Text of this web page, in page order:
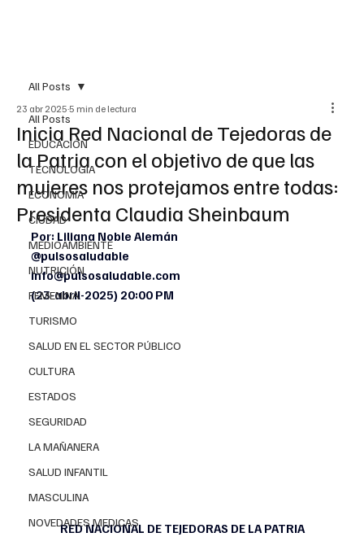
All Posts
EDUCACIÓN
TECNOLOGÍA
ECONOMÍA
CIUDAD
MEDIOAMBIENTE
NUTRICIÓN
FEMENINA
TURISMO
SALUD EN EL SECTOR PÚBLICO
CULTURA
ESTADOS
SEGURIDAD
LA MAÑANERA
SALUD INFANTIL
MASCULINA
NOVEDADES MEDICAS
All Posts
Inicia Red Nacional de Tejedoras de
la Patria con el objetivo de que las
mujeres nos protejamos entre todas:
Presidenta Claudia Sheinbaum
23 abr 2025 5 min de lectura
Por: Liliana Noble Alemán
@pulsosaludable
info@pulsosaludable.com
(23-abril-2025) 20:00 PM
RED NACIONAL DE TEJEDORAS DE LA PATRIA